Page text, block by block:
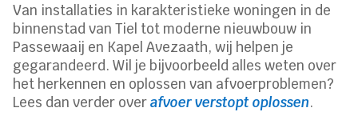
Van installaties in karakteristieke woningen in de
binnenstad van Tiel tot moderne nieuwbouw in
Passewaaij en Kapel Avezaath, wij helpen je
gegarandeerd. Wil je bijvoorbeeld alles weten over
het herkennen en oplossen van afvoerproblemen?
Lees dan verder overafvoer verstopt oplossen.